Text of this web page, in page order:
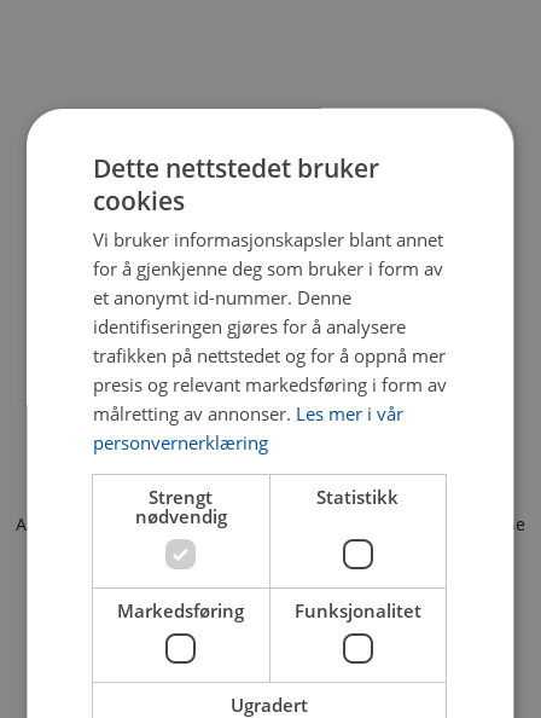
Application error: a client-side exception has occurred (see the
browser console for more information).
Dette nettstedet bruker
cookies
Vi bruker informasjonskapsler blant annet
for å gjenkjenne deg som bruker i form av
et anonymt id-nummer. Denne
identifiseringen gjøres for å analysere
trafikken på nettstedet og for å oppnå mer
presis og relevant markedsføring i form av
målretting av annonser. Les mer i vår
personvernerklæring
Strengt
nødvendig
Statistikk
Markedsføring Funksjonalitet
Ugradert